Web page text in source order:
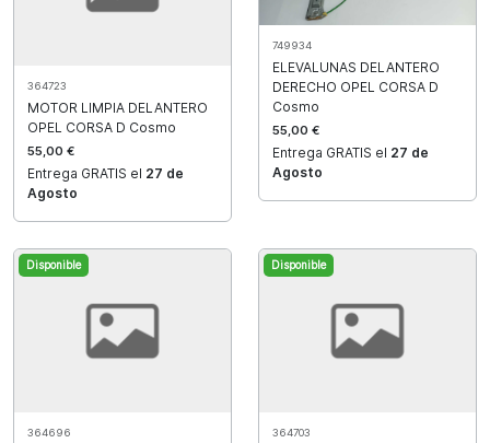
364723
MOTOR LIMPIA DELANTERO
OPEL CORSA D Cosmo
55,00 €
Entrega GRATIS el 27 de
Agosto
749934
ELEVALUNAS DELANTERO
DERECHO OPEL CORSA D
Cosmo
55,00 €
Entrega GRATIS el 27 de
Agosto
Disponible
364696
Disponible
364703